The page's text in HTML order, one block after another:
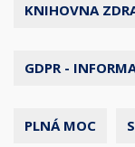
KNIHOVNA
GDPR -
PLNÁ MOC